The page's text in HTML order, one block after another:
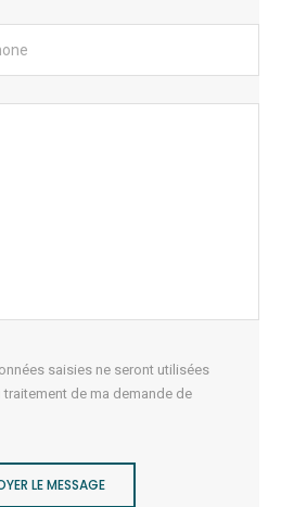
saisies ne seront utilisées
de ma demande de
LE MESSAGE